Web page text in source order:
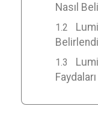
Nasıl
Faydaları